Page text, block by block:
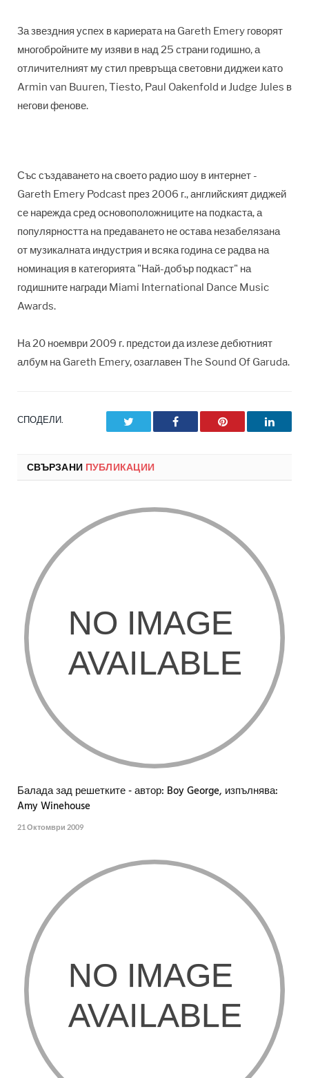
За звездния успех в кариерата на Gareth Emery говорят
многобройните му изяви в над 25 страни годишно, а
отличителният му стил превръща световни диджеи като
Armin van Buuren, Tiesto, Paul Oakenfold и Judge Jules в
негови фенове.
Със създаването на своето радио шоу в интернет -
Gareth Emery Podcast през 2006 г., английският диджей
се нарежда сред основоположниците на подкаста, а
популярността на предаването не остава незабелязана
от музикалната индустрия и всяка година се радва на
номинация в категорията "Най-добър подкаст" на
годишните награди Miami International Dance Music
Awards.
На 20 ноември 2009 г. предстои да излезе дебютният
албум на Gareth Emery, озаглавен The Sound Of Garuda.
СПОДЕЛИ. Facebook Pinterest
СВЪРЗАНИ ПУБЛИКАЦИИ
Балада зад решетките - автор: Boy George, изпълнява:
Amy Winehouse
21 Октомври 2009